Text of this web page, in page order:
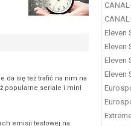
Eleven
Eleven
Eleven
Eleven
da się też trafić na nim na
popularne seriale i mini
emisji testowej na